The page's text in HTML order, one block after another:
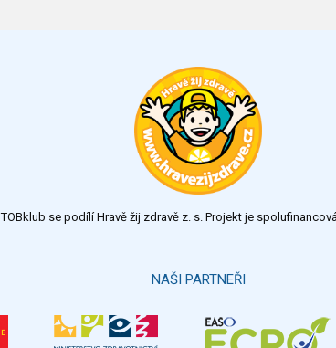
se podílí Hravě žij zdravě z. s. Projekt je
NAŠI PARTNEŘI